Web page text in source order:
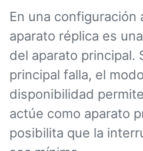
En una configuración
aparato réplica es
del aparato principal.
principal falla, el
disponibilidad
actúe como aparato
posibilita que la